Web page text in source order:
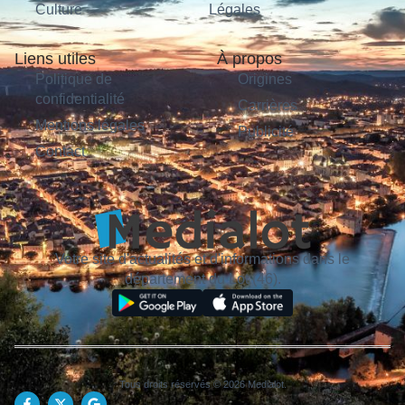
Culture
Légales
Liens utiles
Politique de
confidentialité
Mentions légales
Contact
À propos
Origines
Carrières
Publicité
Votre site d'actualités et d'informations dans le
département du Lot (46).
Tous droits réservés © 2026 Medialot.